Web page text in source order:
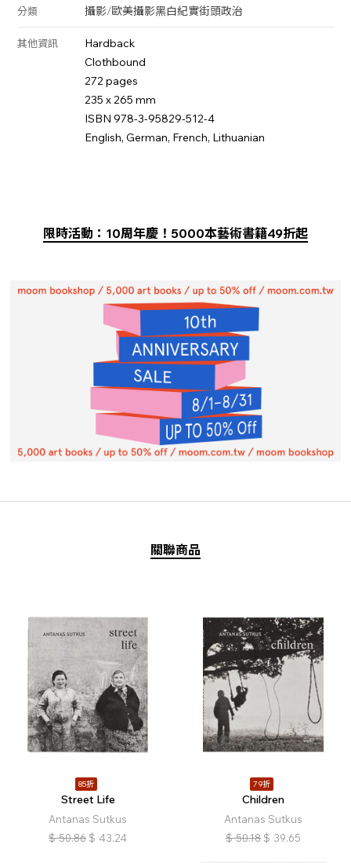
分類 攝影/歐美攝影黑白紀實街頭政治
其他資訊
Hardback
Clothbound
272 pages
235 x 265 mm
ISBN 978-3-95829-512-4
English, German, French, Lithuanian
限時活動：10周年慶！5000本藝術書籍49折起
關聯商品
85折
Street Life
Antanas Sutkus
$ 50.86 $ 43.24
79折
Children
Antanas Sutkus
$ 50.18 $ 39.65